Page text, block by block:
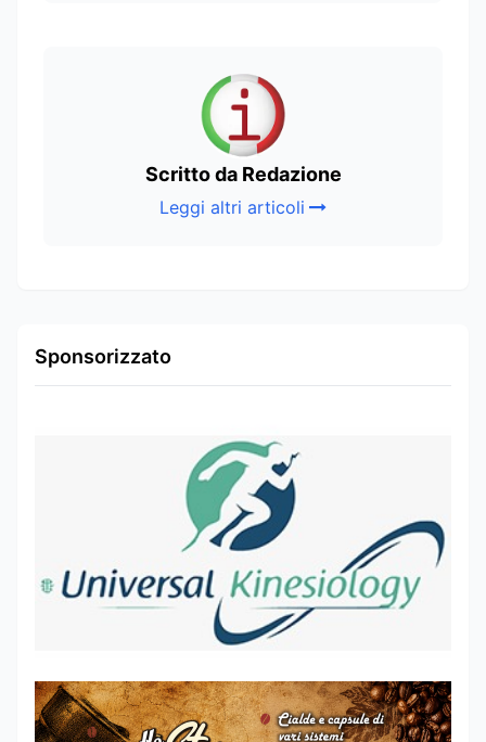
Scritto da Redazione
Leggi altri articoli
Sponsorizzato